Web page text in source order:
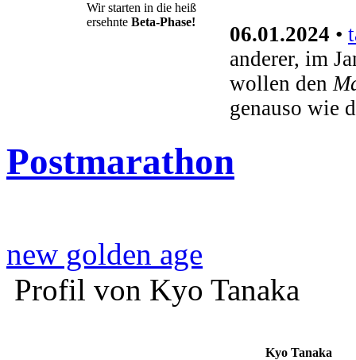
Wir starten in die heiß
ersehnte Beta-Phase!
06.01.2024 •
anderer, im
wollen den
genauso wie
Postmarathon
new golden age
Profil von Kyo Tanaka
Kyo Tanaka